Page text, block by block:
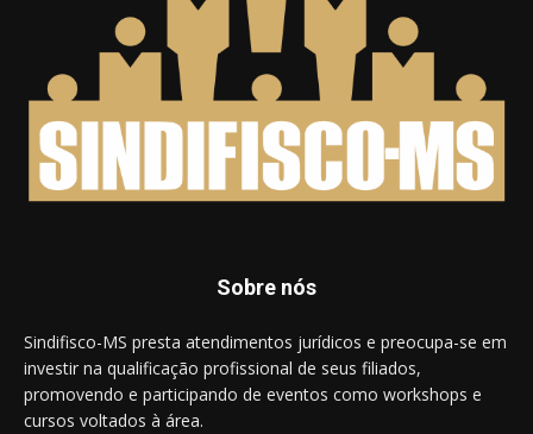
Sobre nós
Sindifisco-MS presta atendimentos jurídicos e preocupa-se em
investir na qualificação profissional de seus filiados,
promovendo e participando de eventos como workshops e
cursos voltados à área.